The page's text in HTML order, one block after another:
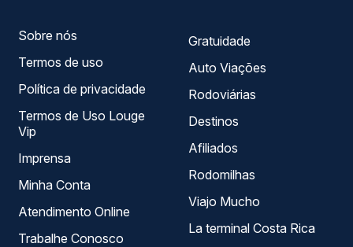
Sobre nós
Termos de uso
Política de privacidade
Termos de Uso Louge
Vip
Imprensa
Minha Conta
Atendimento Online
Trabalhe Conosco
Gratuidade
Auto Viações
Rodoviárias
Destinos
Afiliados
Rodomilhas
Viajo Mucho
La terminal Costa Rica